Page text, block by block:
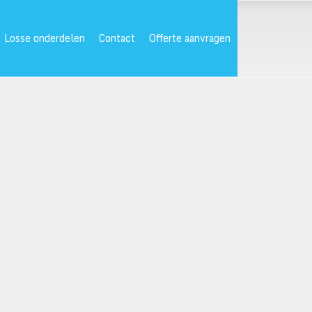
Losse onderdelen Contact Offerte aanvragen